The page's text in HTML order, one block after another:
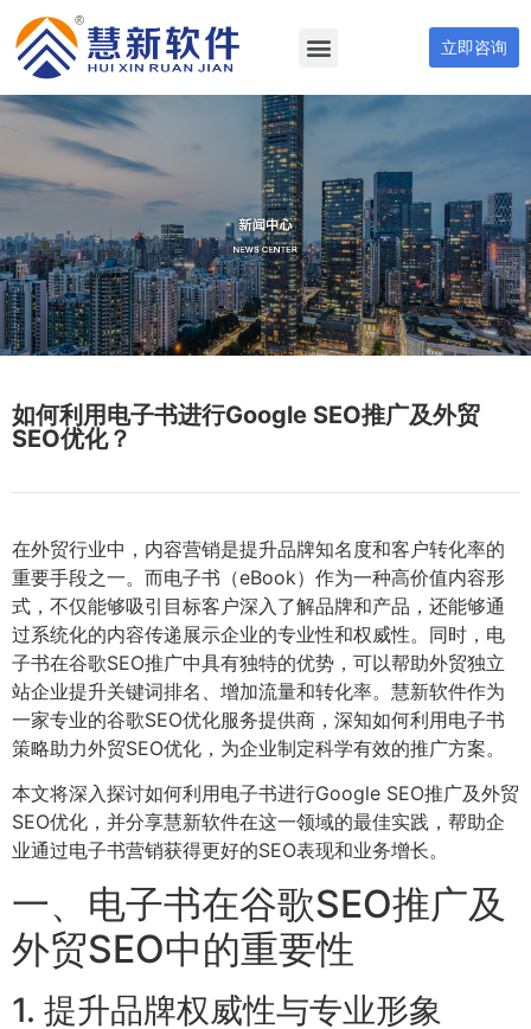
立即咨询
如何利用电子书进行Google SEO推广及外贸
SEO优化？
在外贸行业中，内容营销是提升品牌知名度和客户转化率的
重要手段之一。而电子书（eBook）作为一种高价值内容形
式，不仅能够吸引目标客户深入了解品牌和产品，还能够通
过系统化的内容传递展示企业的专业性和权威性。同时，电
子书在谷歌SEO推广中具有独特的优势，可以帮助外贸独立
站企业提升关键词排名、增加流量和转化率。慧新软件作为
一家专业的谷歌SEO优化服务提供商，深知如何利用电子书
策略助力外贸SEO优化，为企业制定科学有效的推广方案。
本文将深入探讨如何利用电子书进行Google SEO推广及外贸
SEO优化，并分享慧新软件在这一领域的最佳实践，帮助企
业通过电子书营销获得更好的SEO表现和业务增长。
一、电子书在谷歌SEO推广及
外贸SEO中的重要性
1. 提升品牌权威性与专业形象